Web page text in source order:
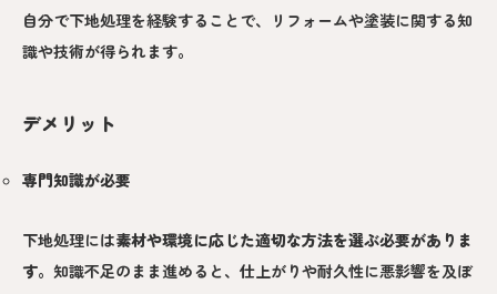
自分で下地処理を経験することで、リフォームや塗装に関する知
識や技術が得られます。
デメリット
専門知識が必要
下地処理には素材や環境に応じた適切な方法を選ぶ必要がありま
す。知識不足のまま進めると、仕上がりや耐久性に悪影響を及ぼ